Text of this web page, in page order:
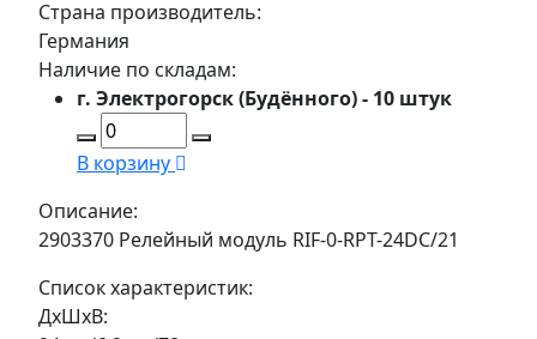
Страна производитель:
Германия
Наличие по складам:
г. Электрогорск (Будённого) - 10 штук
В корзину
Описание:
2903370 Релейный модуль RIF-0-RPT-24DC/21
Список характеристик:
ДxШxВ: